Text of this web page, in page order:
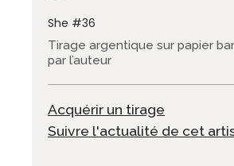
She #36
Tirage argentique sur papier
par l’auteur
Acquérir un tirage
Suivre l'actualité de cet